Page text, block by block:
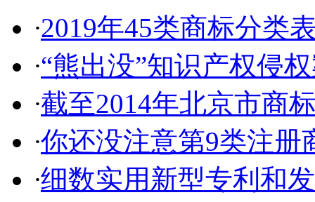
·2019年45类商标分类
·“熊出没”知识产权侵
·截至2014年北京市商
·你还没注意第9类注册
·细数实用新型专利和